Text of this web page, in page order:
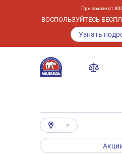
При заказе от
ВОСПОЛЬЗУЙТЕСЬ
Узнать